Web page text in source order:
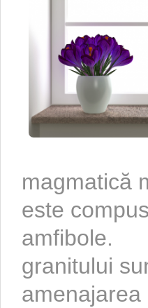
magmatică
este
amfibole.
granitului